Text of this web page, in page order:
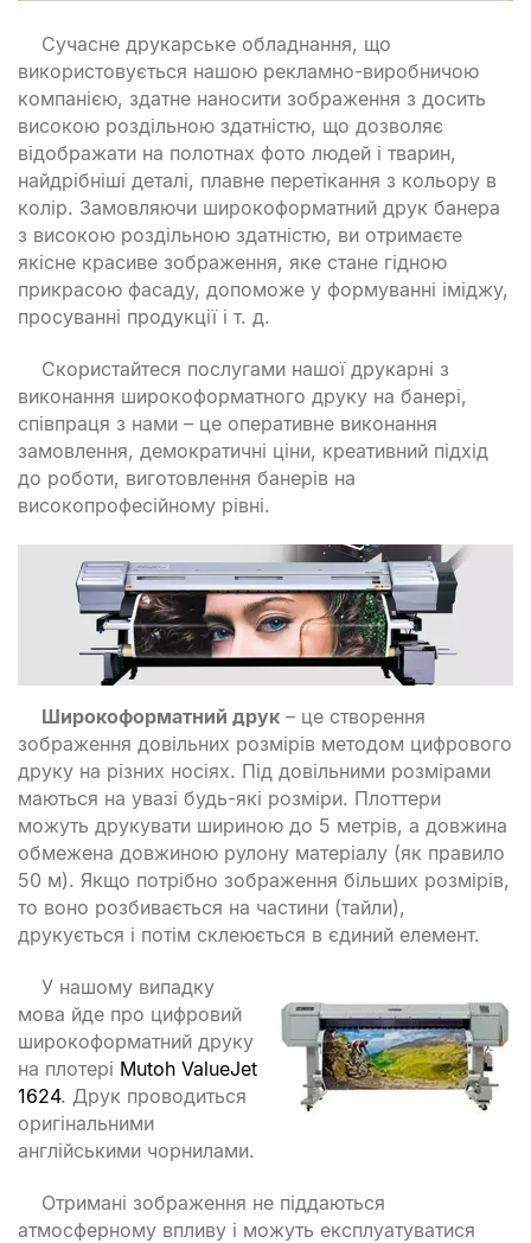
Сучасне друкарське обладнання, що
використовується нашою рекламно-виробничою
компанією, здатне наносити зображення з досить
високою роздільною здатністю, що дозволяє
відображати на полотнах фото людей і тварин,
найдрібніші деталі, плавне перетікання з кольору в
колір. Замовляючи широкоформатний друк банера
з високою роздільною здатністю, ви отримаєте
якісне красиве зображення, яке стане гідною
прикрасою фасаду, допоможе у формуванні іміджу,
просуванні продукції і т. д.
Скористайтеся послугами нашої друкарні з
виконання широкоформатного друку на банері,
співпраця з нами – це оперативне виконання
замовлення, демократичні ціни, креативний підхід
до роботи, виготовлення банерів на
високопрофесійному рівні.
Широкоформатний друк – це створення
зображення довільних розмірів методом цифрового
друку на різних носіях. Під довільними розмірами
маються на увазі будь-які розміри. Плоттери
можуть друкувати шириною до 5 метрів, а довжина
обмежена довжиною рулону матеріалу (як правило
50 м). Якщо потрібно зображення більших розмірів,
то воно розбивається на частини (тайли),
друкується і потім склеюється в єдиний елемент.
У нашому випадку
мова йде про цифровий
широкоформатний друку
на плотері Mutoh ValueJet
1624. Друк проводиться
оригінальними
англійськими чорнилами.
Отримані зображення не піддаються
атмосферному впливу і можуть експлуатуватися